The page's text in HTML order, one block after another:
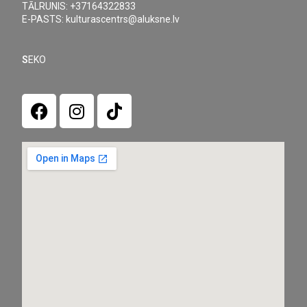
TĀLRUNIS: +37164322833
E-PASTS: kulturascentrs@aluksne.lv
SEKO